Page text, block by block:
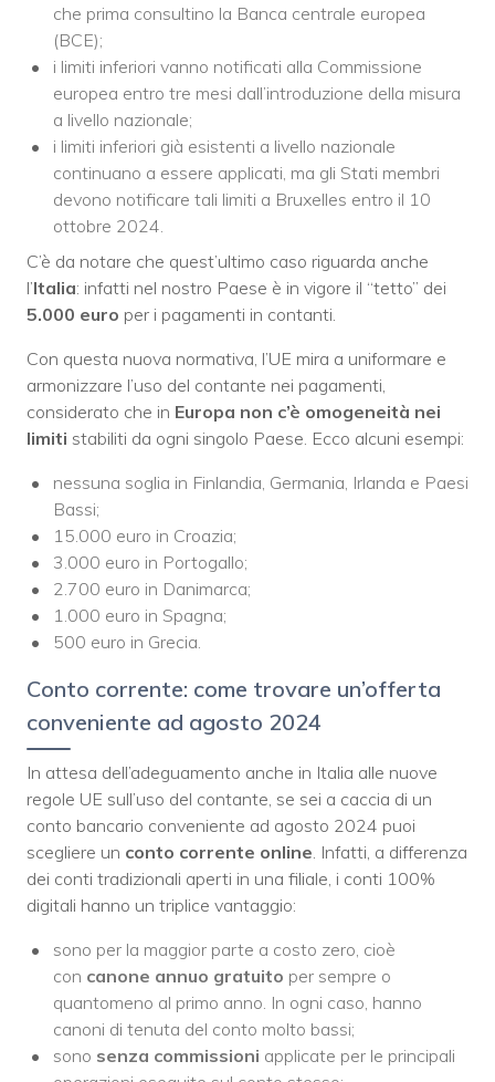
che prima consultino la Banca centrale europea
(BCE);
i limiti inferiori vanno notificati alla Commissione
europea entro tre mesi dall’introduzione della misura
a livello nazionale;
i limiti inferiori già esistenti a livello nazionale
continuano a essere applicati, ma gli Stati membri
devono notificare tali limiti a Bruxelles entro il 10
ottobre 2024.
C’è da notare che quest’ultimo caso riguarda anche
l’Italia: infatti nel nostro Paese è in vigore il “tetto” dei
5.000 euro per i pagamenti in contanti.
Con questa nuova normativa, l’UE mira a uniformare e
armonizzare l’uso del contante nei pagamenti,
considerato che in Europa non c’è omogeneità nei
limiti stabiliti da ogni singolo Paese. Ecco alcuni esempi:
nessuna soglia in Finlandia, Germania, Irlanda e Paesi
Bassi;
15.000 euro in Croazia;
3.000 euro in Portogallo;
2.700 euro in Danimarca;
1.000 euro in Spagna;
500 euro in Grecia.
Conto corrente: come trovare un’offerta
conveniente ad agosto 2024
In attesa dell’adeguamento anche in Italia alle nuove
regole UE sull’uso del contante, se sei a caccia di un
conto bancario conveniente ad agosto 2024 puoi
scegliere un conto corrente online. Infatti, a differenza
dei conti tradizionali aperti in una filiale, i conti 100%
digitali hanno un triplice vantaggio:
sono per la maggior parte a costo zero, cioè
con canone annuo gratuito per sempre o
quantomeno al primo anno. In ogni caso, hanno
canoni di tenuta del conto molto bassi;
sono senza commissioni applicate per le principali